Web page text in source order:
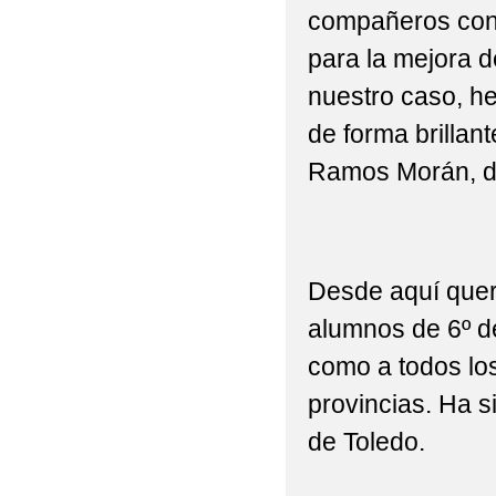
2022 'ST PATRICK '
2022 'TRABAJANDO
2022 'UN FELIZ
2022 , 'POR UNOS
2022 , 'TALAVERA
2022 6ºP
2022 ACTIVIDAD DE
compañeros
para la mejora
nuestro caso,
de forma
Ramos Morán,
Desde aquí
alumnos de 6º
como a todos
provincias. Ha
de Toledo.